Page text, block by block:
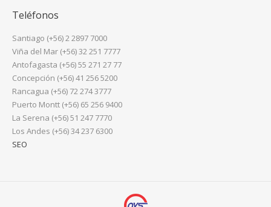
Teléfonos
Santiago (+56) 2 2897 7000
Viña del Mar (+56) 32 251 7777
Antofagasta (+56) 55 271 27 77
Concepción (+56) 41 256 5200
Rancagua (+56) 72 274 3777
Puerto Montt (+56) 65 256 9400
La Serena (+56) 51 247 7770
Los Andes (+56) 34 237 6300
SEO